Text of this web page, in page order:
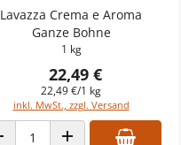
Lavazza Crema e Aroma
Ganze Bohne
1 kg
22,49 €
22,49 €/1 kg
inkl. MwSt., zzgl. Versand